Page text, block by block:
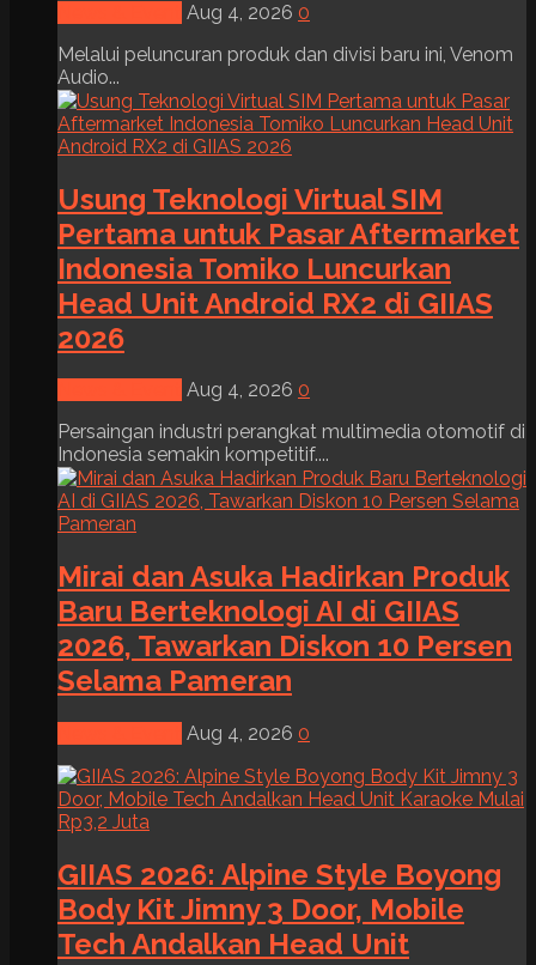
Aug 4, 2026 0
Melalui peluncuran produk dan divisi baru ini, Venom
Audio...
Usung Teknologi Virtual SIM
Pertama untuk Pasar Aftermarket
Indonesia Tomiko Luncurkan
Head Unit Android RX2 di GIIAS
2026
Aug 4, 2026 0
Persaingan industri perangkat multimedia otomotif di
Indonesia semakin kompetitif....
Mirai dan Asuka Hadirkan Produk
Baru Berteknologi AI di GIIAS
2026, Tawarkan Diskon 10 Persen
Selama Pameran
Aug 4, 2026 0
GIIAS 2026: Alpine Style Boyong
Body Kit Jimny 3 Door, Mobile
Tech Andalkan Head Unit